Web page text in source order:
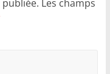
Les champs